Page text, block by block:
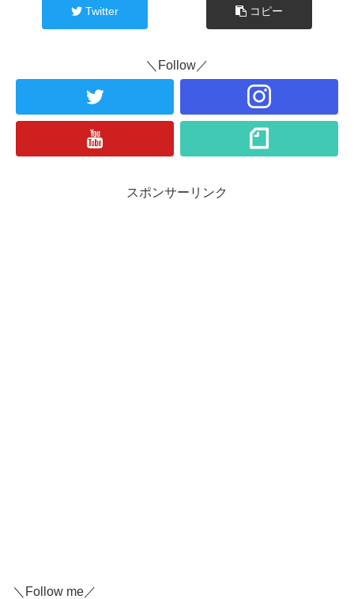
Twitter コピー
＼Follow／
スポンサーリンク
＼Follow me／